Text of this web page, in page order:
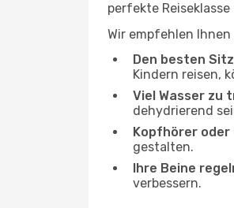
perfekte
Wir empfehlen
Den besten
Kindern reisen,
Viel Wasser zu
dehydrierend
Kopfhörer oder
gestalten.
Ihre Beine
verbessern.